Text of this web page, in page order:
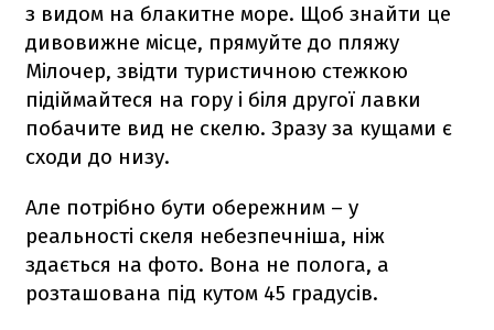
з видом на блакитне море. Щоб знайти це
дивовижне місце, прямуйте до пляжу
Мілочер, звідти туристичною стежкою
підіймайтеся на гору і біля другої лавки
побачите вид не скелю. Зразу за кущами є
сходи до низу.
Але потрібно бути обережним – у
реальності скеля небезпечніша, ніж
здається на фото. Вона не полога, а
розташована під кутом 45 градусів.